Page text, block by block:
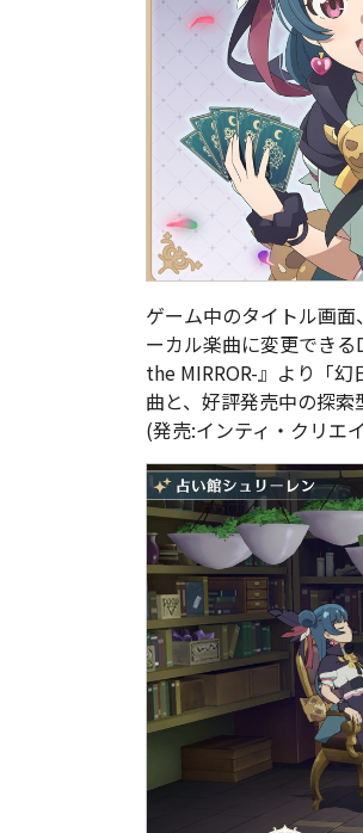
ゲーム中のタイトル画
ーカル楽曲に変更でき
the MIRROR-』より「
曲と、好評発売中の探索
(発売:インティ・クリエ